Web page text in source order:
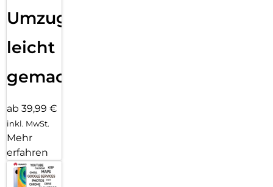
Umzug
leicht
gemacht!
ab 39,99 €
inkl. MwSt.
Mehr
erfahren